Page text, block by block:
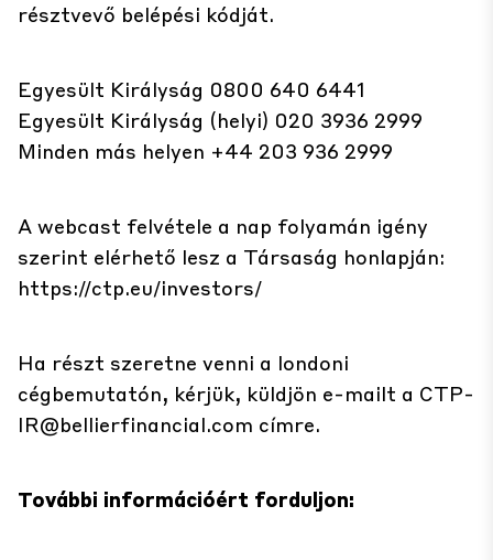
résztvevő belépési kódját.
Egyesült Királyság 0800 640 6441
Egyesült Királyság (helyi) 020 3936 2999
Minden más helyen +44 203 936 2999
A webcast felvétele a nap folyamán igény
szerint elérhető lesz a Társaság honlapján:
https://ctp.eu/investors/
Ha részt szeretne venni a londoni
cégbemutatón, kérjük, küldjön e-mailt a CTP-
IR@bellierfinancial.com címre.
További információért forduljon: